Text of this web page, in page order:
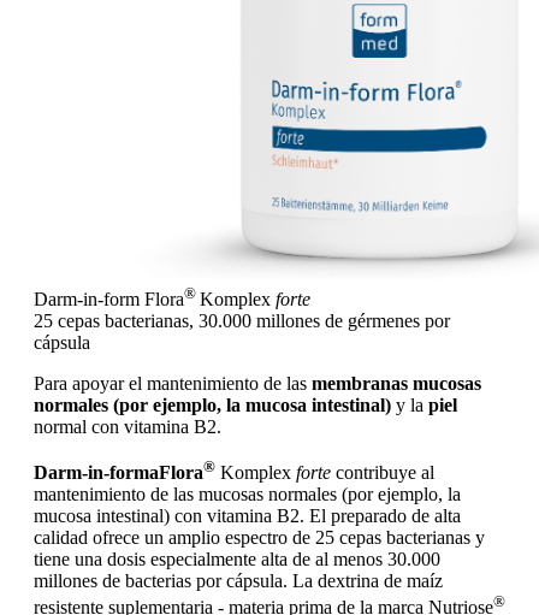
Darm-in-form Flora® Komplex forte
25 cepas bacterianas, 30.000 millones de gérmenes por
cápsula
Para apoyar el mantenimiento de las membranas mucosas
normales (por ejemplo, la mucosa intestinal) y la piel
normal con vitamina B2.
Darm-in-formaFlora® Komplex forte contribuye al
mantenimiento de las mucosas normales (por ejemplo, la
mucosa intestinal) con vitamina B2. El preparado de alta
calidad ofrece un amplio espectro de 25 cepas bacterianas y
tiene una dosis especialmente alta de al menos 30.000
millones de bacterias por cápsula. La dextrina de maíz
resistente suplementaria - materia prima de la marca Nutriose®